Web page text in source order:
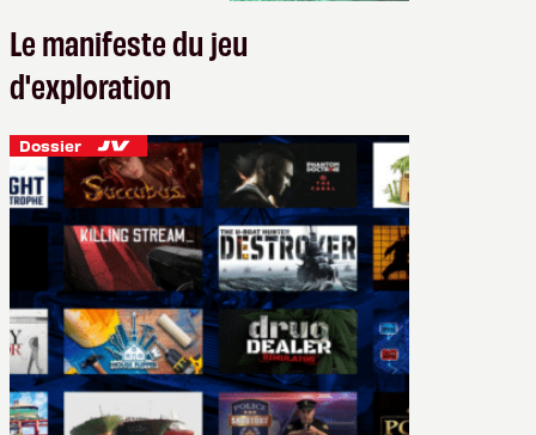
Le manifeste du jeu
d'exploration
Dossier